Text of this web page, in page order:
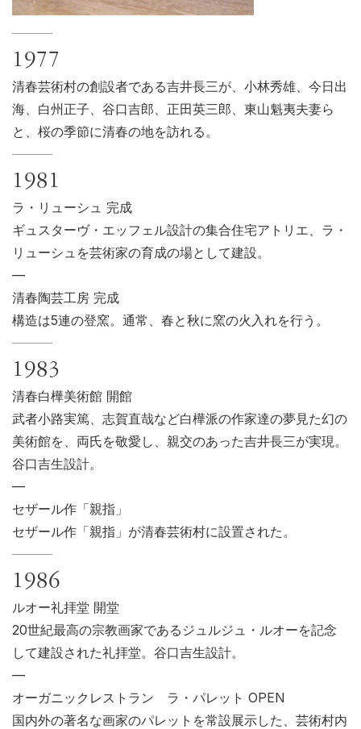
1977
清春芸術村の創設者である吉井長三が、小林秀雄、今日出
海、白州正子、谷口吉郎、正田英三郎、東山魁夷夫妻ら
と、桜の季節に清春の地を訪れる。
1981
ラ・リューシュ 完成
ギュスターヴ・エッフェル設計の集合住宅アトリエ、ラ・
リューシュを芸術家の育成の場として建設。
—
清春陶芸工房 完成
構造は5連の登窯。通常、春と秋に窯の火入れを行う。
1983
清春白樺美術館 開館
武者小路実篤、志賀直哉など白樺派の作家達の夢見た幻の
美術館を、両氏を敬愛し、親交のあった吉井長三が実現。
谷口吉生設計。
—
セザール作「親指」
セザール作「親指」が清春芸術村に設置された。
1986
ルオー礼拝堂 開堂
20世紀最高の宗教画家であるジュルジュ・ルオーを記念
して建設された礼拝堂。谷口吉生設計。
—
オーガニックレストラン ラ・パレット OPEN
国内外の著名な画家のパレットを常設展示した、芸術村内